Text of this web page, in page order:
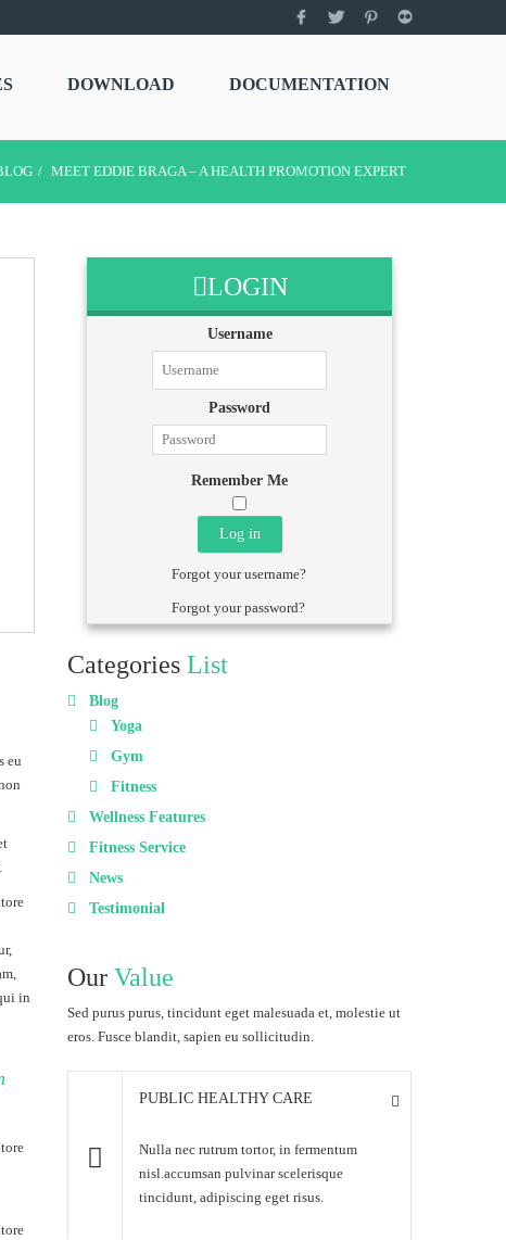
DOWNLOAD DOCUMENTATION
MEET EDDIE BRAGA – A HEALTH PROMOTION EXPERT
eu
in
LOGIN
Username
Password
Remember Me
Log in
Forgot your username?
Forgot your password?
Categories List
Blog
Yoga
Gym
Fitness
Wellness Features
Fitness Service
News
Testimonial
Our Value
Sed purus purus, tincidunt eget malesuada et, molestie ut
eros. Fusce blandit, sapien eu sollicitudin.
PUBLIC HEALTHY CARE
Nulla nec rutrum tortor, in fermentum
nisl.accumsan pulvinar scelerisque
tincidunt, adipiscing eget risus.